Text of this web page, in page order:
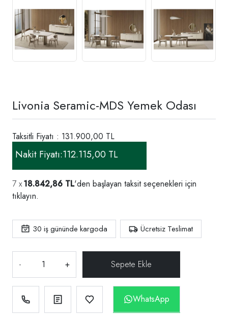
Livonia Seramic-MDS Yemek Odası
Taksitli Fiyatı : 131.900,00 TL
Nakit Fiyatı:112.115,00 TL
18.842,86 TL'den başlayan taksit seçenekleri için
tıklayın.
30 iş gününde kargoda Ücretsiz Teslimat
- +
WhatsApp